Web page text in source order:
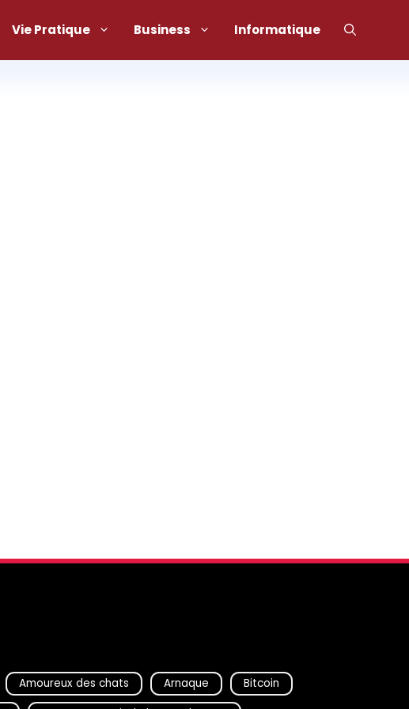
Vie Pratique Business Informatique
Amoureux des chats Arnaque
Bitcoin